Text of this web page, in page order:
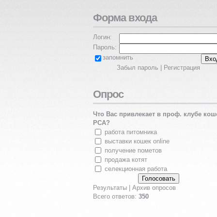
Форма входа
Логин:
Пароль:
запомнить
Забыл пароль
Регистрация
Опрос
Что Вас привлекает в проф. клубе
PCA?
работа питомника
выставки кошек online
получение пометов
продажа котят
селекционная работа
Результаты
Архив опросов
Всего ответов: 350